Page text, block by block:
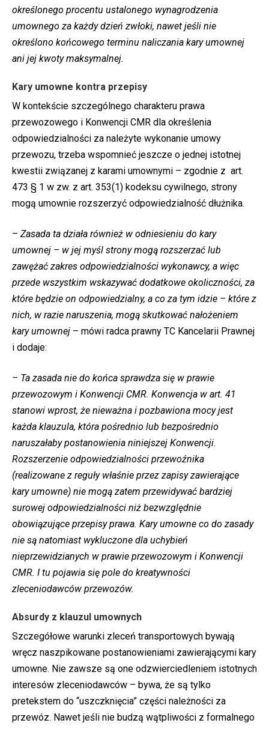
określonego procentu ustalonego wynagrodzenia
umownego za każdy dzień zwłoki, nawet jeśli nie
określono końcowego terminu naliczania kary umownej
ani jej kwoty maksymalnej.
Kary umowne kontra przepisy
W kontekście szczególnego charakteru prawa
przewozowego i Konwencji CMR dla określenia
odpowiedzialności za należyte wykonanie umowy
przewozu, trzeba wspomnieć jeszcze o jednej istotnej
kwestii związanej z karami umownymi – zgodnie z art.
473 § 1 w zw. z art. 353(1) kodeksu cywilnego, strony
mogą umownie rozszerzyć odpowiedzialność dłużnika.
– Zasada ta działa również w odniesieniu do kary
umownej – w jej myśl strony mogą rozszerzać lub
zawężać zakres odpowiedzialności wykonawcy, a więc
przede wszystkim wskazywać dodatkowe okoliczności, za
które będzie on odpowiedzialny, a co za tym idzie – które z
nich, w razie naruszenia, mogą skutkować nałożeniem
kary umownej – mówi radca prawny TC Kancelarii Prawnej
i dodaje:
– Ta zasada nie do końca sprawdza się w prawie
przewozowym i Konwencji CMR. Konwencja w art. 41
stanowi wprost, że nieważna i pozbawiona mocy jest
każda klauzula, która pośrednio lub bezpośrednio
naruszałaby postanowienia niniejszej Konwencji.
Rozszerzenie odpowiedzialności przewoźnika
(realizowane z reguły właśnie przez zapisy zawierające
kary umowne) nie mogą zatem przewidywać bardziej
surowej odpowiedzialności niż bezwzględnie
obowiązujące przepisy prawa. Kary umowne co do zasady
nie są natomiast wykluczone dla uchybień
nieprzewidzianych w prawie przewozowym i Konwencji
CMR. I tu pojawia się pole do kreatywności
zleceniodawców przewozów.
Absurdy z klauzul umownych
Szczegółowe warunki zleceń transportowych bywają
wręcz naszpikowane postanowieniami zawierającymi kary
umowne. Nie zawsze są one odzwierciedleniem istotnych
interesów zleceniodawców – bywa, że są tylko
pretekstem do “uszczknięcia” części należności za
przewóz. Nawet jeśli nie budzą wątpliwości z formalnego